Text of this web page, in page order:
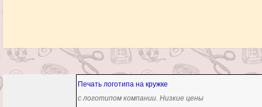
Печать логотипа на кружке
с логотипом компании. Низкие цены